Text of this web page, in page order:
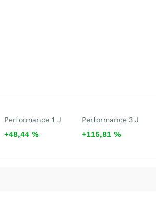
Performance 1 J
+48,44 %
Performance 3 J
+115,81%